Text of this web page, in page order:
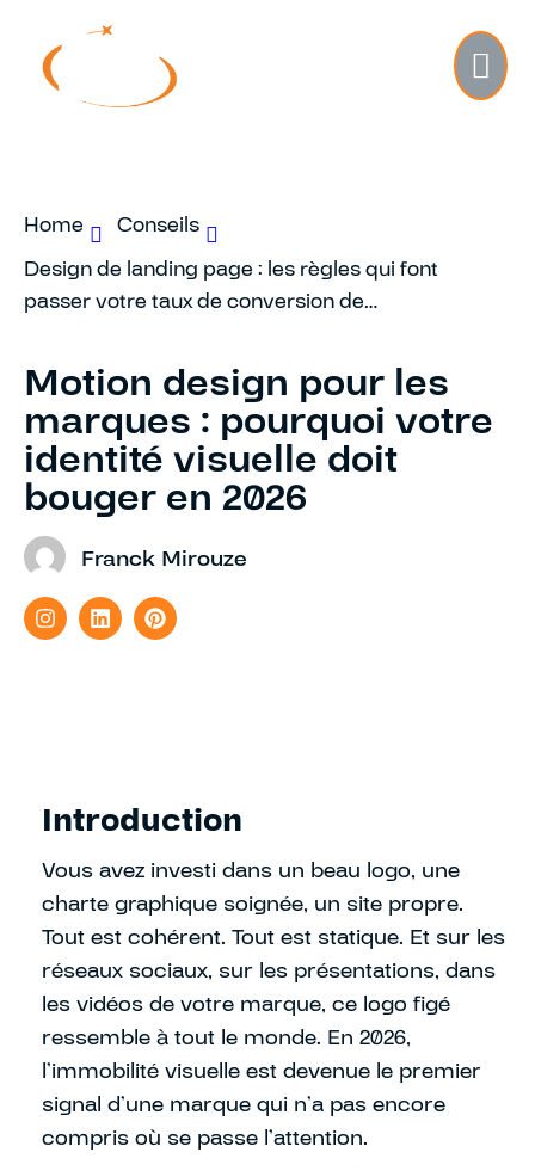
Home
Conseils
Design de landing page : les règles qui font
passer votre taux de conversion de…
Motion design pour les
marques : pourquoi votre
identité visuelle doit
bouger en 2026
Franck Mirouze
Introduction
Vous avez investi dans un beau logo, une
charte graphique soignée, un site propre.
Tout est cohérent. Tout est statique. Et sur les
réseaux sociaux, sur les présentations, dans
les vidéos de votre marque, ce logo figé
ressemble à tout le monde. En 2026,
l’immobilité visuelle est devenue le premier
signal d’une marque qui n’a pas encore
compris où se passe l’attention.